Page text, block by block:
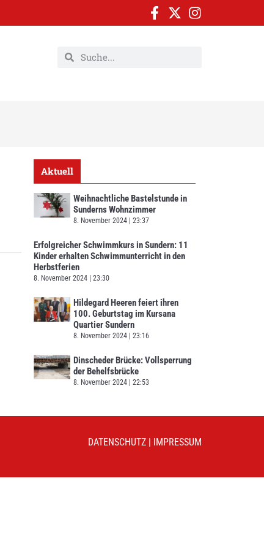
Aktuell
Weihnachtliche Bastelstunde in
Sunderns Wohnzimmer
8. November 2024 23:37
Erfolgreicher Schwimmkurs in Sundern: 11
Kinder erhalten Schwimmunterricht in den
Herbstferien
8. November 2024 23:30
Hildegard Heeren feiert ihren
100. Geburtstag im Kursana
Quartier Sundern
8. November 2024 23:16
Dinscheder Brücke: Vollsperrung
der Behelfsbrücke
8. November 2024 22:53
DATENSCHUTZ | IMPRESSUM